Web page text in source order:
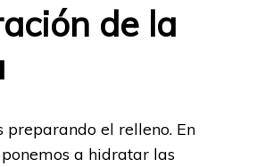
de la
preparando el relleno. En
a hidratar las